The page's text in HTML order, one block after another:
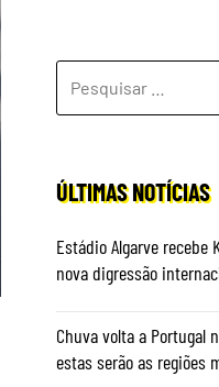
POR:
ÚLTIMAS NOTÍCIAS
Estádio Algarve recebe
nova digressão
Chuva volta a Portugal
estas serão as regiões